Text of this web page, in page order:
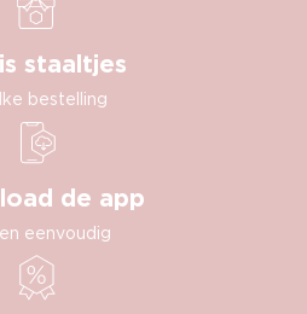
staaltjes
bestelling
de app
eenvoudig